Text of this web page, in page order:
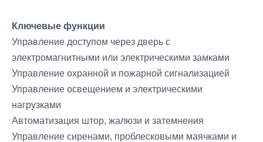
Ключевые функции
Управление доступом через дверь с
электромагнитными или электрическими замками
Управление охранной и пожарной сигнализацией
Управление освещением и электрическими
нагрузками
Автоматизация штор, жалюзи и затемнения
Управление сиренами, проблесковыми маячками и